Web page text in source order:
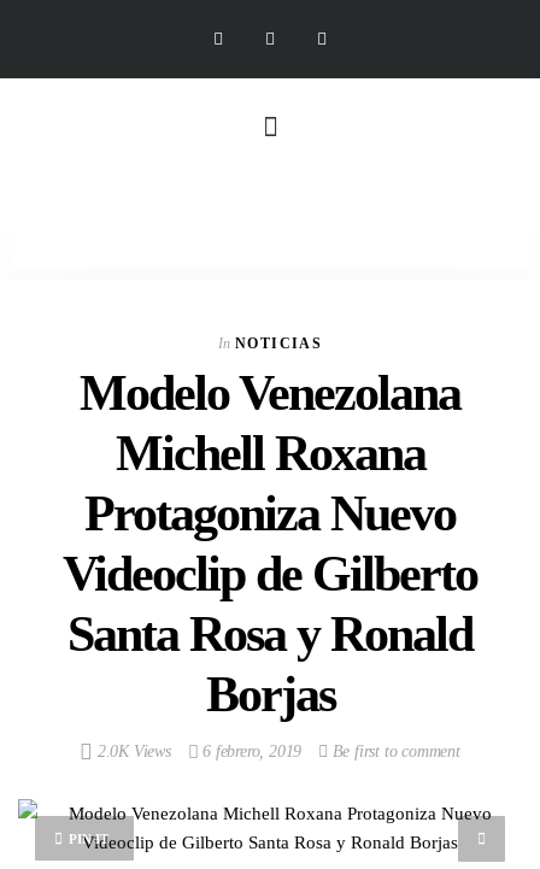
In NOTICIAS
Modelo Venezolana
Michell Roxana
Protagoniza Nuevo
Videoclip de Gilberto
Santa Rosa y Ronald
Borjas
2.0K Views 6 febrero, 2019 Be first to comment
PIN IT